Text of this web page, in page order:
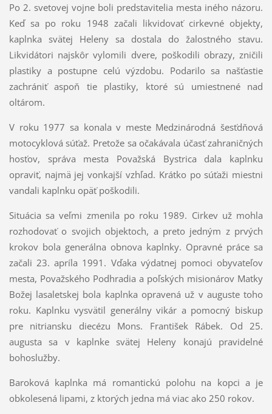
Po 2. svetovej vojne boli predstavitelia mesta iného názoru.
Keď sa po roku 1948 začali likvidovať cirkevné objekty,
kaplnka svätej Heleny sa dostala do žalostného stavu.
Likvidátori najskôr vylomili dvere, poškodili obrazy, zničili
plastiky a postupne celú výzdobu. Podarilo sa našťastie
zachrániť aspoň tie plastiky, ktoré sú umiestnené nad
oltárom.
V roku 1977 sa konala v meste Medzinárodná šesťdňová
motocyklová súťaž. Pretože sa očakávala účasť zahraničných
hosťov, správa mesta Považská Bystrica dala kaplnku
opraviť, najmä jej vonkajší vzhľad. Krátko po súťaži miestni
vandali kaplnku opäť poškodili.
Situácia sa veľmi zmenila po roku 1989. Cirkev už mohla
rozhodovať o svojich objektoch, a preto jedným z prvých
krokov bola generálna obnova kaplnky. Opravné práce sa
začali 23. apríla 1991. Vďaka výdatnej pomoci obyvateľov
mesta, Považského Podhradia a poľských misionárov Matky
Božej lasaletskej bola kaplnka opravená už v auguste toho
roku. Kaplnku vysvätil generálny vikár a pomocný biskup
pre nitriansku diecézu Mons. František Rábek. Od 25.
augusta sa v kaplnke svätej Heleny konajú pravidelné
bohoslužby.
Baroková kaplnka má romantickú polohu na kopci a je
obkolesená lipami, z ktorých jedna má viac ako 250 rokov.